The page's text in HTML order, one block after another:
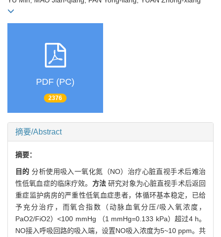
PDF (PC)
2376
摘要/Abstract
摘要：
目的分析使用吸入一氧化氮（NO）治疗心脏直视手术后难治
性低氧血症的临床疗效。 方法研究对象为心脏直视手术后返回
重症监护病房的严重性低氧血症患者，体循环基本稳定，已给
予充分治疗，而氧合指数（动脉血氧分压/吸入氧浓度，
PaO2/FiO2）<100 mmHg （1 mmHg=0.133 kPa）超过4 h。
NO接入呼吸回路的吸入端，设置NO吸入浓度为5~10 ppm。共